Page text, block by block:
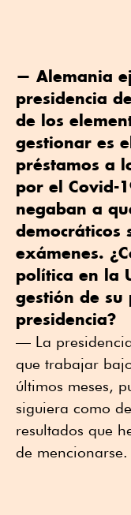
— Alemania
presidencia
de los
gestionar es
préstamos a
por el Covid-
negaban a
democráticos
exámenes.
política en la
gestión de su
presidencia?
— La
que trabajar
últimos meses,
siguiera como
resultados que
de mencionarse.